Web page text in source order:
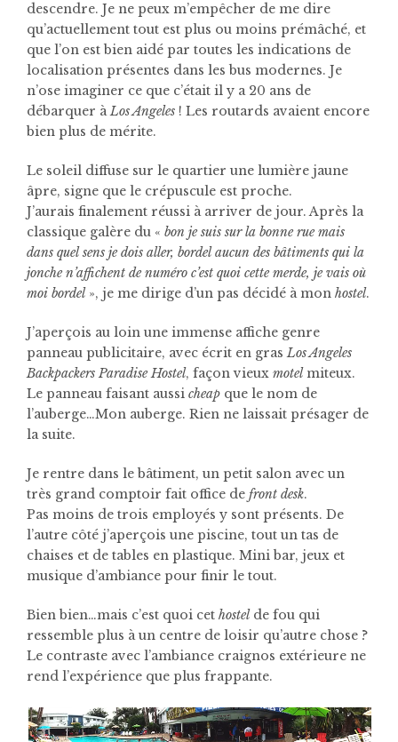
descendre. Je ne peux m’empêcher de me dire
qu’actuellement tout est plus ou moins prémâché, et
que l’on est bien aidé par toutes les indications de
localisation présentes dans les bus modernes. Je
n’ose imaginer ce que c’était il y a 20 ans de
débarquer àLos Angeles ! Les routards avaient encore
bien plus de mérite.
Le soleil diffuse sur le quartier une lumière jaune
âpre, signe que le crépuscule est proche.
J’aurais finalement réussi à arriver de jour. Après la
classique galère du « bon je suis sur la bonne rue mais
dans quel sens je dois aller, bordel aucun des bâtiments qui la
jonche n’affichent de numéro c’est quoi cette merde, je vais où
moi bordel», je me dirige d’un pas décidé à mon hostel.
J’aperçois au loin une immense affiche genre
panneau publicitaire, avec écrit en grasLos Angeles
Backpackers Paradise Hostel, façon vieux motelmiteux.
Le panneau faisant aussi cheap que le nom de
l’auberge…Mon auberge. Rien ne laissait présager de
la suite.
Je rentre dans le bâtiment, un petit salon avec un
très grand comptoir fait office de front desk.
Pas moins de trois employés y sont présents. De
l’autre côté j’aperçois une piscine, tout un tas de
chaises et de tables en plastique. Mini bar, jeux et
musique d’ambiance pour finir le tout.
Bien bien…mais c’est quoi cet hostelde fou qui
ressemble plus à un centre de loisir qu’autre chose ?
Le contraste avec l’ambiance craignos extérieure ne
rend l’expérience que plus frappante.